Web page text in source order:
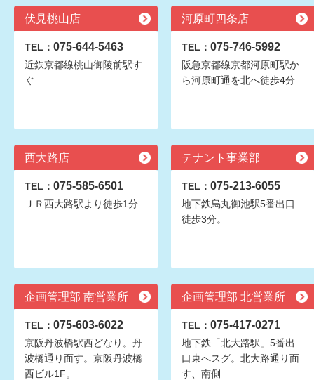
伏見桃山店
TEL： 075-644-5463
近鉄京都線桃山御陵前駅す
ぐ
河原町四条店
TEL： 075-746-5992
阪急京都線京都河原町駅か
ら河原町通を北へ徒歩4分
西大路店
TEL： 075-585-6501
ＪＲ西大路駅より徒歩1分
テナント事業部
TEL： 075-213-6055
地下鉄烏丸御池駅5番出口
徒歩3分。
企画管理部 南営業所
TEL： 075-603-6022
京阪丹波橋駅西どなり。丹
波橋通り面す。京阪丹波橋
西ビル1F。
企画管理部 北営業所
TEL： 075-417-0271
地下鉄「北大路駅」5番出
口東へスグ。北大路通り面
す、南側